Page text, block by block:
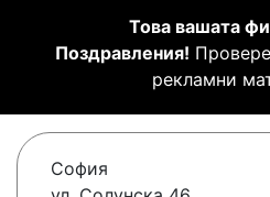
Това вашата
Поздравления!
рекламни
София